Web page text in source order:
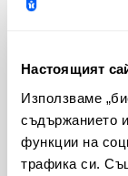
Настоящият
Използваме
съдържанието
функции на
трафика си.
На 26 март
отБожидар